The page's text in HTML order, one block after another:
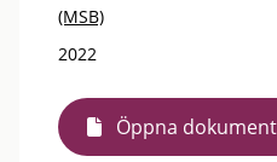
(MSB)
2022
Öppna dokument